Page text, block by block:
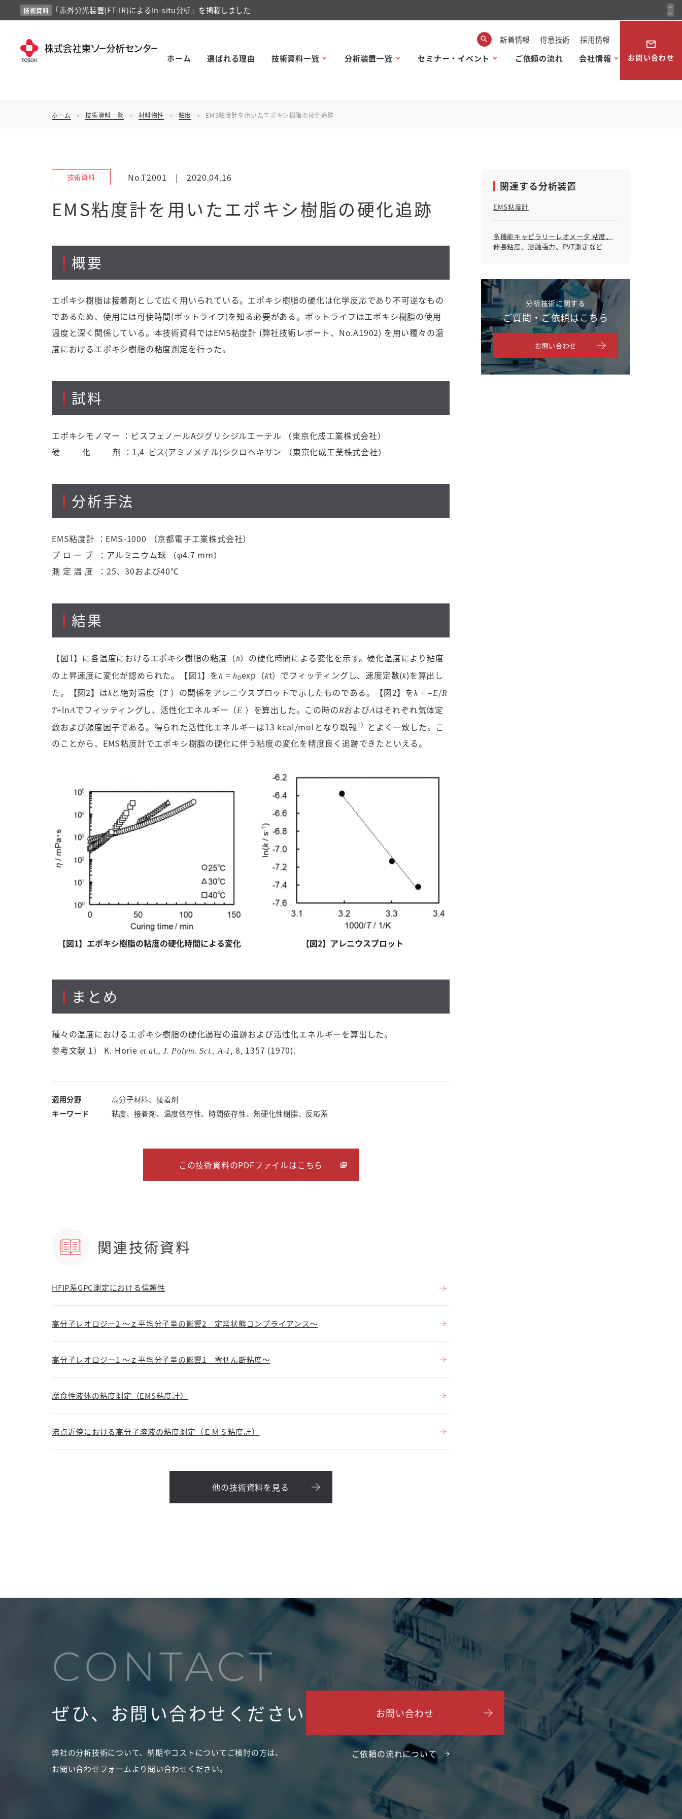
技術資料 「赤外分光装置(FT-IR)によるIn-situ分析」を掲載しました
expand_less
expand_more
新着情報 得意技術
採用情報
ホーム
選ばれる理由 技術資料一覧 分析装置一覧 セミナー・イベント ご依頼の流れ 会社情報
mail_outline
お問い合わせ
ホーム chevron_right 技術資料一覧 chevron_right 材料物性 chevron_right 粘度 chevron_right EMS粘度計を用いたエポキシ樹脂の硬化追跡
技術資料 No.T2001 | 2020.04.16
EMS粘度計を用いたエポキシ樹脂の硬化追跡
概要
エポキシ樹脂は接着剤として広く用いられている。エポキシ樹脂の硬化は化学反応であり不可逆なもの
であるため、使用には可使時間(ポットライフ)を知る必要がある。ポットライフはエポキシ樹脂の使用
温度と深く関係している。本技術資料ではEMS粘度計 (弊社技術レポート、No.A1902) を用い種々の温
度におけるエポキシ樹脂の粘度測定を行った。
試料
エポキシモノマー ：ビスフェノールAジグリシジルエーテル （東京化成工業株式会社）
硬 化 剤 ：1,4-ビス(アミノメチル)シクロヘキサン （東京化成工業株式会社）
分析手法
EMS粘度計 ：EMS-1000 （京都電子工業株式会社）
プ ロ ー ブ ：アルミニウム球 （φ4.7 mm）
測 定 温 度 ：25、30および40℃
結果
【図1】に各温度におけるエポキシ樹脂の粘度（h）の硬化時間による変化を示す。硬化温度により粘度
の上昇速度に変化が認められた。【図1】をh =h0exp（kt）でフィッティングし、速度定数(k)を算出し
た。【図2】はkと絶対温度（T ）の関係をアレニウスプロットで示したものである。【図2】をk= –E/R
T+lnAでフィッティングし、活性化エネルギー（E ）を算出した。この時のRおよびAはそれぞれ気体定
数および頻度因子である。得られた活性化エネルギーは13 kcal/molとなり既報1）
とよく一致した。こ
のことから、EMS粘度計でエポキシ樹脂の硬化に伴う粘度の変化を精度良く追跡できたといえる。
【図1】エポキシ樹脂の粘度の硬化時間による変化 【図2】アレニウスプロット
まとめ
種々の温度におけるエポキシ樹脂の硬化過程の追跡および活性化エネルギーを算出した。
参考文献 1） K. Horie et al.,J. Polym. Sci., A-1 , 8, 1357 (1970).
適用分野
高分子材料、接着剤
キーワード
粘度、接着剤、温度依存性、時間依存性、熱硬化性樹脂、反応系
この技術資料のPDFファイルはこちら
関連技術資料
HFIP系GPC測定における信頼性
高分子レオロジー2 ～ｚ平均分子量の影響2 定常状態コンプライアンス～
高分子レオロジー1 ～ｚ平均分子量の影響1 零せん断粘度～
腐食性液体の粘度測定（EMS粘度計）
沸点近傍における高分子溶液の粘度測定（ＥＭＳ粘度計）
他の技術資料を見る
関連する分析装置
EMS粘度計
多機能キャピラリーレオメータ 粘度、
伸長粘度、溶融張力、PVT測定など
分析技術に関する
ご質問・ご依頼はこちら
お問い合わせ
CONTACT
ぜひ、お問い合わせください
弊社の分析技術について、納期やコストについてご検討の方は、
お問い合わせフォームより問い合わせください。
お問い合わせ
ご依頼の流れについて